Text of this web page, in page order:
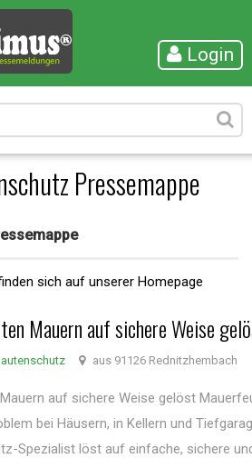
Login
Pressemappe
sich auf unserer Homepage
Mauern auf sichere Weise
aus 91126 Rednitzhembach
auf sichere Weise gelöst
bei Häusern, in Kellern und
Spezialist löst auf einfache, sichere